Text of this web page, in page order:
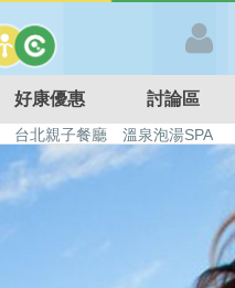
好康優惠 討論區
台北親子餐廳
溫泉泡湯SPA
日本親子景點